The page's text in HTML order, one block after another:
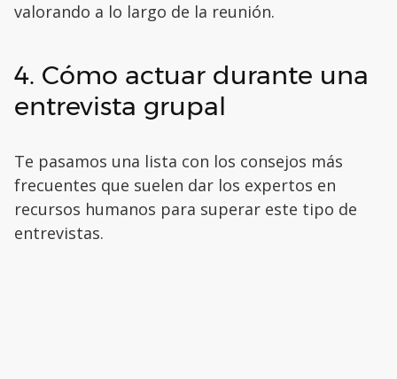
valorando a lo largo de la reunión.
4. Cómo actuar durante una
entrevista grupal
Te pasamos una lista con los consejos más
frecuentes que suelen dar los expertos en
recursos humanos para superar este tipo de
entrevistas.